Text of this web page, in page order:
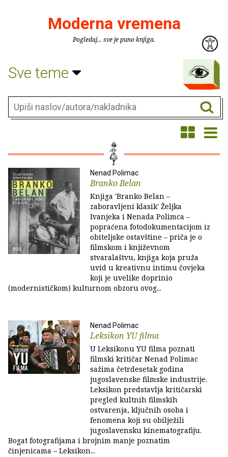
Moderna vremena
Pogledaj... sve je puno knjiga.
Sve teme
Nenad Polimac
Branko Belan
Knjiga 'Branko Belan –
zaboravljeni klasik' Željka
Ivanjeka i Nenada Polimca –
popraćena fotodokumentacijom iz
obiteljske ostavštine – priča je o
filmskom i književnom
stvaralaštvu, knjiga koja pruža
uvid u kreativnu intimu čovjeka
koji je uvelike doprinio
(modernističkom) kulturnom obzoru ovog...
Nenad Polimac
Leksikon YU filma
U Leksikonu YU filma poznati
filmski kritičar Nenad Polimac
sažima četrdesetak godina
jugoslavenske filmske industrije.
Leksikon predstavlja kritičarski
pregled kultnih filmskih
ostvarenja, ključnih osoba i
fenomena koji su obilježili
jugoslavensku kinematografiju.
Bogat fotografijama i brojnim manje poznatim
činjenicama – Leksikon...